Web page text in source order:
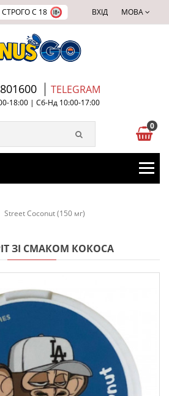
СТРОГО С 18 МОВА
ВХІД
TELEGRAM
18:00 | Сб-Нд 10:00-17:00
0
Street Coconut (150 мг)
ЗІ СМАКОМ КОКОСА